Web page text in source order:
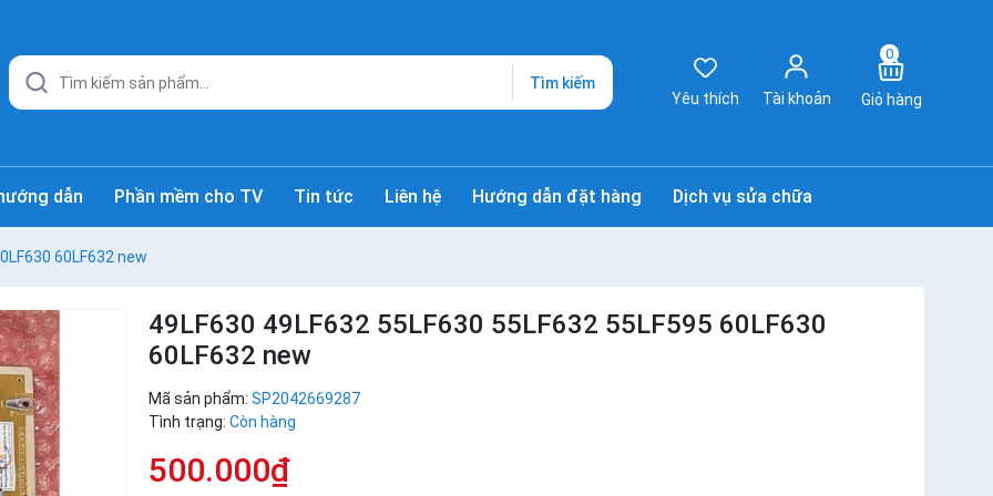
Tìm kiếm
Yêu thích
Tài khoản
0
Giỏ hàng
dẫn Phần mềm cho TV Tin tức Liên hệ Hướng dẫn đặt hàng Dịch vụ sửa chữa
60LF632 new
49LF630 49LF632 55LF630 55LF632 55LF595 60LF630
60LF632 new
Mã sản phẩm: SP2042669287
Tình trạng: Còn hàng
500.000₫